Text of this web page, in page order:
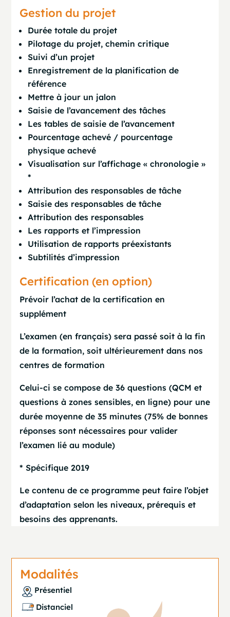
Gestion du projet
Durée totale du projet
Pilotage du projet, chemin critique
Suivi d’un projet
Enregistrement de la planification de
référence
Mettre à jour un jalon
Saisie de l’avancement des tâches
Les tables de saisie de l’avancement
Pourcentage achevé / pourcentage
physique achevé
Visualisation sur l’affichage « chronologie »
*
Attribution des responsables de tâche
Saisie des responsables de tâche
Attribution des responsables
Les rapports et l’impression
Utilisation de rapports préexistants
Subtilités d’impression
Certification (en option)
Prévoir l’achat de la certification en
supplément
L’examen (en français) sera passé soit à la fin
de la formation, soit ultérieurement dans nos
centres de formation
Celui-ci se compose de 36 questions (QCM et
questions à zones sensibles, en ligne) pour une
durée moyenne de 35 minutes (75% de bonnes
réponses sont nécessaires pour valider
l’examen lié au module)
* Spécifique 2019
Le contenu de ce programme peut faire l’objet
d’adaptation selon les niveaux, prérequis et
besoins des apprenants.
Modalités
Présentiel
Distanciel